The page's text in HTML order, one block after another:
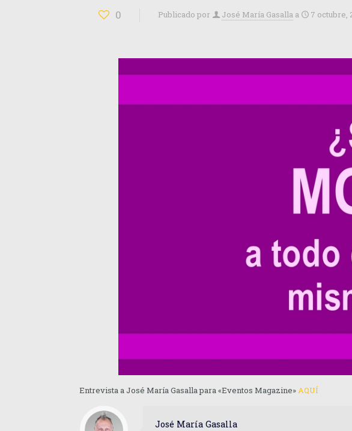
0 Publicado por José María Gasalla a 7 octubre,
Entrevista a José María Gasalla para «Eventos Magazine»AQUÍ
José María Gasalla